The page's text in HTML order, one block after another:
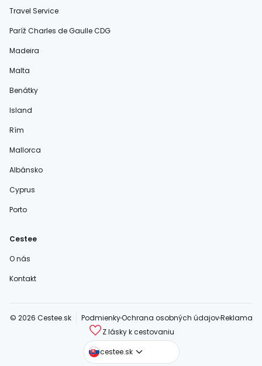
Travel Service
Paríž Charles de Gaulle CDG
Madeira
Malta
Benátky
Island
Rím
Mallorca
Albánsko
Cyprus
Porto
Cestee
O nás
Kontakt
© 2026 Cestee.sk PodmienkyOchrana osobných údajovReklama
Z lásky k cestovaniu
cestee.sk
cestee.com
cestee.pl